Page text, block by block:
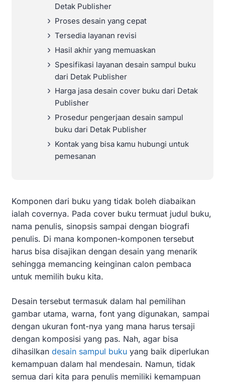
Detak Publisher
Proses desain yang cepat
Tersedia layanan revisi
Hasil akhir yang memuaskan
Spesifikasi layanan desain sampul buku
dari Detak Publisher
Harga jasa desain cover buku dari Detak
Publisher
Prosedur pengerjaan desain sampul
buku dari Detak Publisher
Kontak yang bisa kamu hubungi untuk
pemesanan
Komponen dari buku yang tidak boleh diabaikan
ialah covernya. Pada cover buku termuat judul buku,
nama penulis, sinopsis sampai dengan biografi
penulis. Di mana komponen-komponen tersebut
harus bisa disajikan dengan desain yang menarik
sehingga memancing keinginan calon pembaca
untuk memilih buku kita.
Desain tersebut termasuk dalam hal pemilihan
gambar utama, warna, font yang digunakan, sampai
dengan ukuran font-nya yang mana harus tersaji
dengan komposisi yang pas. Nah, agar bisa
dihasilkan desain sampul buku yang baik diperlukan
kemampuan dalam hal mendesain. Namun, tidak
semua dari kita para penulis memiliki kemampuan